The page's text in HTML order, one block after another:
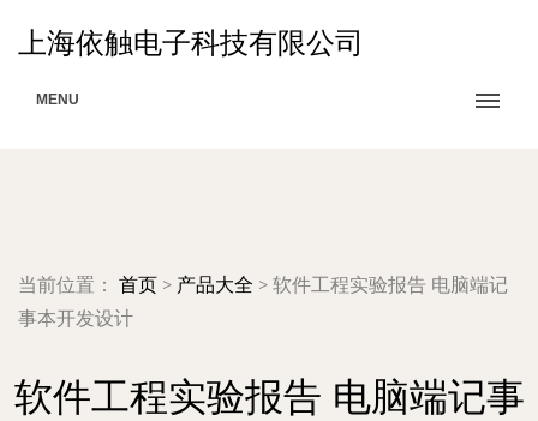
上海依触电子科技有限公司
MENU
当前位置： 首页 > 产品大全 > 软件工程实验报告 电脑端记
事本开发设计
软件工程实验报告 电脑端记事